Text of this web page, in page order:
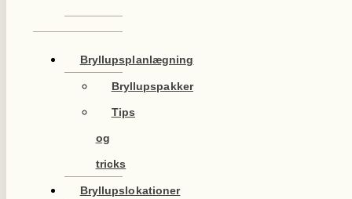
Bryllupsplanlægning
Bryllupspakker
Tips
og
tricks
Bryllupslokationer